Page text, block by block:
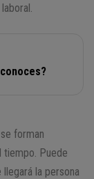
forman
tiempo. Puede
la persona